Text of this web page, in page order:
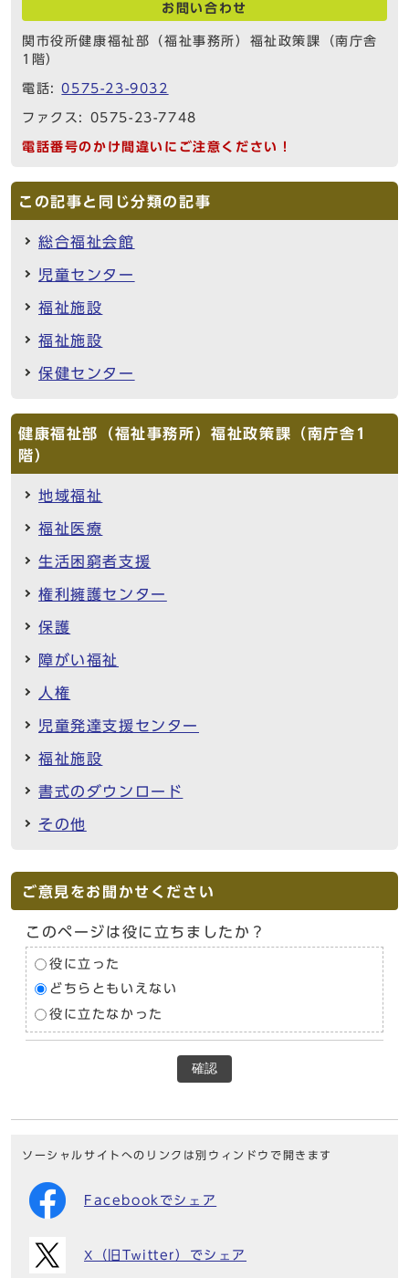
お問い合わせ
関市役所健康福祉部（福祉事務所）福祉政策課（南庁舎
1階）
電話:0575-23-9032
ファクス: 0575-23-7748
電話番号のかけ間違いにご注意ください！
この記事と同じ分類の記事
総合福祉会館
児童センター
福祉施設
福祉施設
保健センター
健康福祉部（福祉事務所）福祉政策課（南庁舎1
階）
地域福祉
福祉医療
生活困窮者支援
権利擁護センター
保護
障がい福祉
人権
児童発達支援センター
福祉施設
書式のダウンロード
その他
ご意見をお聞かせください
このページは役に立ちましたか？
役に立った
どちらともいえない
役に立たなかった
確認
ソーシャルサイトへのリンクは別ウィンドウで開きます
Facebookでシェア
X（旧Twitter）でシェア